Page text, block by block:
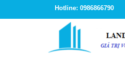
Hotline: 0986866790